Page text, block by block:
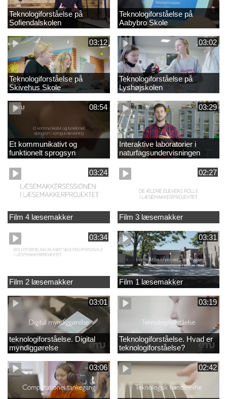
Teknologiforståelse på
Sofiendalskolen
Teknologiforståelse på
Aabybro Skole
03:12
Teknologiforståelse på
Skivehus Skole
03:02
Teknologiforståelse på
Lyshøjskolen
08:54
Et kommunikativt og
funktionelt sprogsyn
03:29
Interaktive laboratorier i
naturfagsundervisningen
03:24
Film 4 læsemakker
02:27
Film 3 læsemakker
03:34
Film 2 læsemakker
03:31
Film 1 læsemakker
03:01
teknologiforståelse. Digital
myndiggørelse
03:19
Teknologiforståelse. Hvad er
teknologiforståelse?
03:06 02:42